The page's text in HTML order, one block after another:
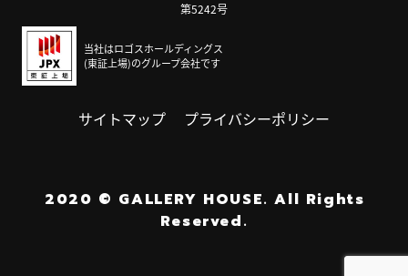
第5242号
当社はロゴスホールディングス
(東証上場)のグループ会社です
サイトマップ プライバシーポリシー
2020 © GALLERY HOUSE. All Rights
Reserved.